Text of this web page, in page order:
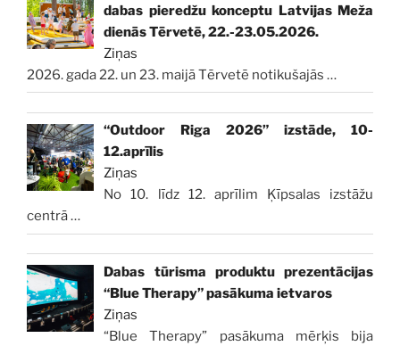
dabas pieredžu konceptu Latvijas Meža
dienās Tērvetē, 22.-23.05.2026.
Ziņas
2026. gada 22. un 23. maijā Tērvetē notikušajās …
“Outdoor Riga 2026” izstāde, 10-
12.aprīlis
Ziņas
No 10. līdz 12. aprīlim Ķīpsalas izstāžu
centrā…
Dabas tūrisma produktu prezentācijas
“Blue Therapy” pasākuma ietvaros
Ziņas
“Blue Therapy” pasākuma mērķis bija